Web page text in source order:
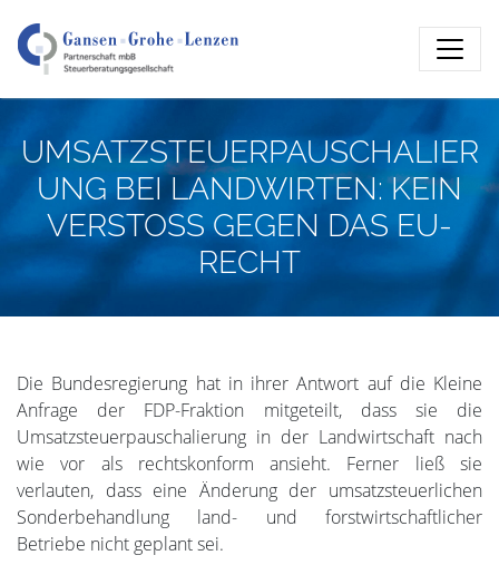
UMSATZSTEUERPAUSCHALIER
UNG BEI LANDWIRTEN: KEIN
VERSTOSS GEGEN DAS EU-
RECHT
Die Bundesregierung hat in ihrer Antwort auf die Kleine
Anfrage der FDP-Fraktion mitgeteilt, dass sie die
Umsatzsteuerpauschalierung in der Landwirtschaft nach
wie vor als rechtskonform ansieht. Ferner ließ sie
verlauten, dass eine Änderung der umsatzsteuerlichen
Sonderbehandlung land- und forstwirtschaftlicher
Betriebe nicht geplant sei.